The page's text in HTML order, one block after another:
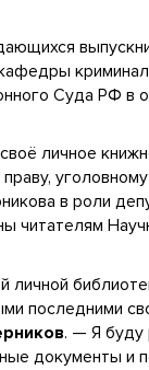
Суда РФ в
личное
в роли
читателям
личной
последними
. — Я буду
документы и